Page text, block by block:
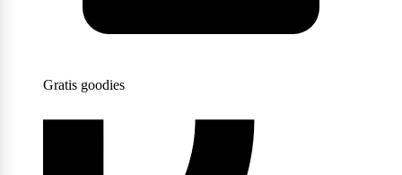
Gratis goodies